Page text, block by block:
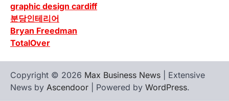
graphic design cardiff
분당인테리어
Bryan Freedman
TotalOver
Copyright © 2026 Max Business News | Extensive
News by Ascendoor | Powered by WordPress.